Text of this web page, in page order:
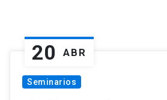
20 ABR
Seminarios